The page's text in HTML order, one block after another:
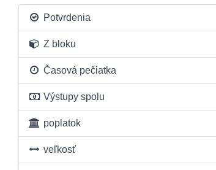
Potvrdenia
Z bloku
Časová pečiatka
Výstupy spolu
poplatok
veľkosť